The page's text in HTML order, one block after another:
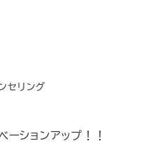
セリング
ションアップ！！